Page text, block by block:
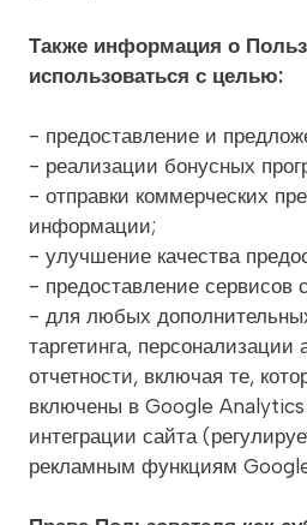
Также информация о
использоваться с целью:
- предоставление и
- реализации бонусных
- отправки коммерческих
информации;
- улучшение качества
- предоставление сервисов
- для любых
таргетинга,
отчетности, включая те,
включены в Google
интеграции сайта
рекламным функциям